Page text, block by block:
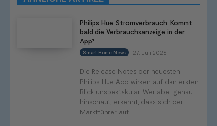
Philips Hue Stromverbrauch: Kommt
bald die Verbrauchsanzeige in der
App?
Smart Home News 27. Juli 2026
Die Release Notes der neuesten
Philips Hue App wirken auf den ersten
Blick unspektakulär. Wer aber genau
hinschaut, erkennt, dass sich der
Marktführer auf...